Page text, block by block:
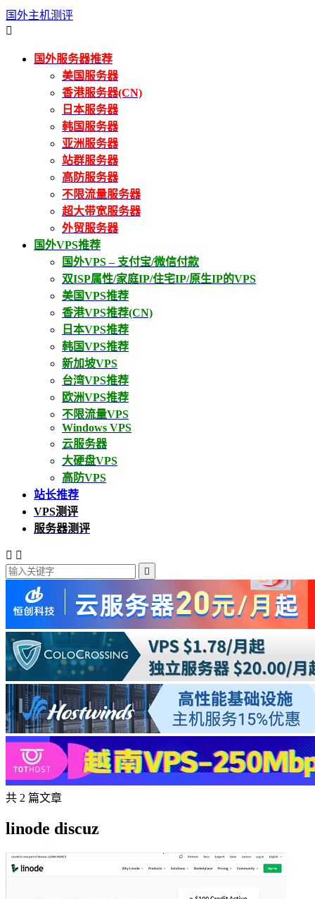
国外主机测评

国外服务器推荐
美国服务器
香港服务器(CN)
日本服务器
韩国服务器
亚洲服务器
站群服务器
高防服务器
不限流量服务器
超大带宽服务器
外贸服务器
国外VPS推荐
国外VPS – 支付宝/微信付款
双ISP属性/家庭IP/住宅IP/原生IP的VPS
美国VPS推荐
香港VPS推荐(CN)
日本VPS推荐
韩国VPS推荐
新加坡VPS
台湾VPS推荐
欧洲VPS推荐
不限流量VPS
Windows VPS
云服务器
大硬盘VPS
高防VPS
站长推荐
VPS测评
服务器测评
 

共 2 篇文章
linode discuz